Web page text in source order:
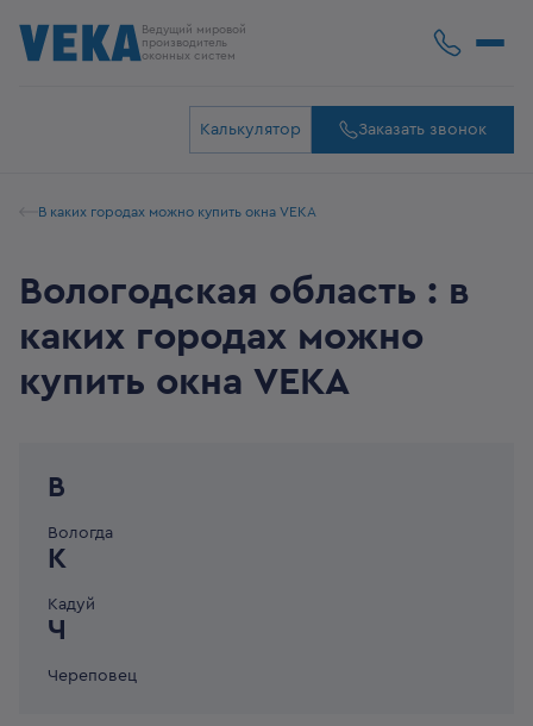
Ведущий мировой
производитель
оконных систем
Калькулятор Заказать звонок
В каких городах можно купить окна VEKA
Вологодская область : в
каких городах можно
купить окна VEKA
В
Вологда
К
Кадуй
Ч
Череповец